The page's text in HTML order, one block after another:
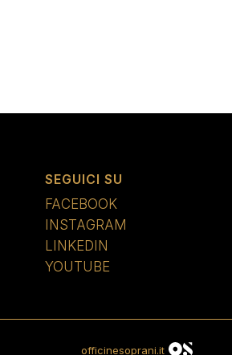
SEGUICI SU
FACEBOOK
INSTAGRAM
LINKEDIN
YOUTUBE
officinesoprani.it